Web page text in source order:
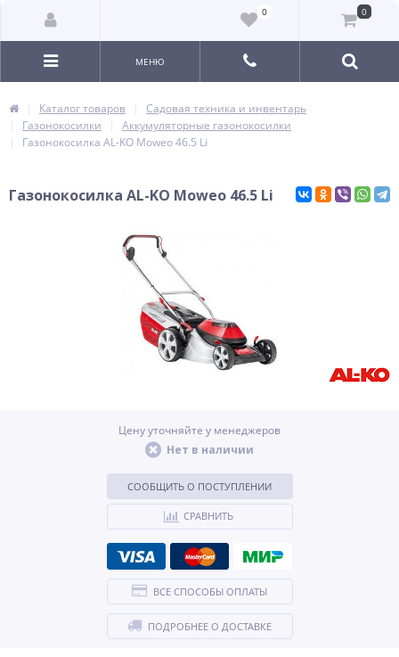
0 0
МЕНЮ
Каталог товаров
Садовая техника и инвентарь
Газонокосилки
Аккумуляторные газонокосилки
Газонокосилка AL-KO Moweo 46.5 Li
Газонокосилка AL-KO Moweo 46.5 Li
Цену уточняйте у менеджеров
Нет в наличии
СООБЩИТЬ О ПОСТУПЛЕНИИ
СРАВНИТЬ
ВСЕ СПОСОБЫ ОПЛАТЫ
ПОДРОБНЕЕ О ДОСТАВКЕ